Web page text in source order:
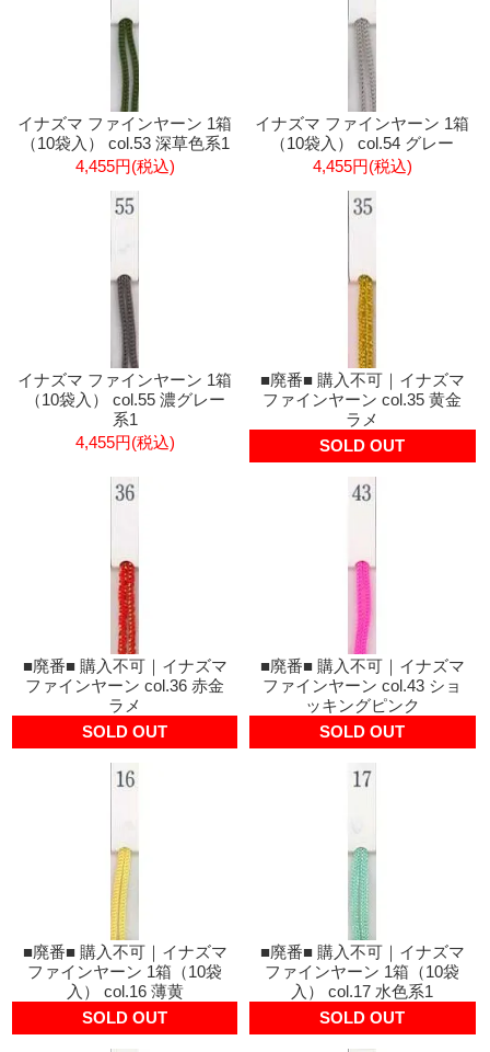
イナズマ ファインヤーン 1箱
（10袋入） col.53 深草色系1
4,455円(税込)
イナズマ ファインヤーン 1箱
（10袋入） col.54 グレー
4,455円(税込)
イナズマ ファインヤーン 1箱
（10袋入） col.55 濃グレー
系1
4,455円(税込)
■廃番■ 購入不可｜イナズマ
ファインヤーン col.35 黄金
ラメ
SOLD OUT
■廃番■ 購入不可｜イナズマ
ファインヤーン col.36 赤金
ラメ
SOLD OUT
■廃番■ 購入不可｜イナズマ
ファインヤーン col.43 ショ
ッキングピンク
SOLD OUT
■廃番■ 購入不可｜イナズマ
ファインヤーン 1箱（10袋
入） col.16 薄黄
SOLD OUT
■廃番■ 購入不可｜イナズマ
ファインヤーン 1箱（10袋
入） col.17 水色系1
SOLD OUT